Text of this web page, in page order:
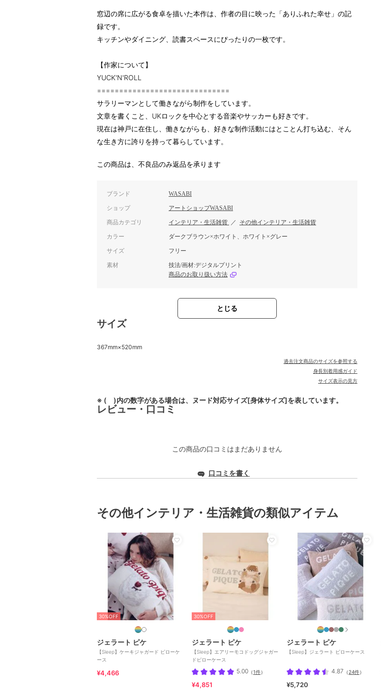
窓辺の席に広がる食卓を描いた本作は、作者の目に映った「ありふれた幸せ」の記
録です。
キッチンやダイニング、読書スペースにぴったりの一枚です。
【作家について】
YUCK'N'ROLL
==============================
サラリーマンとして働きながら制作をしています。
文章を書くこと、UKロックを中心とする音楽やサッカーも好きです。
現在は神戸に在住し、働きながらも、好きな制作活動にはとことん打ち込む、そん
な生き方に誇りを持って暮らしています。
この商品は、不良品のみ返品を承ります
ブランド WASABI
ショップ アートショップWASABI
商品カテゴリ インテリア・生活雑貨 ／ その他インテリア・生活雑貨
カラー ダークブラウン×ホワイト、ホワイト×グレー
サイズ フリー
素材
技法/画材:デジタルプリント
商品のお取り扱い方法
とじる
サイズ
367mm×520mm
過去注文商品のサイズを参照する
身長別着用感ガイド
サイズ表示の見方
※ ( )内の数字がある場合は、ヌード対応サイズ[身体サイズ]を表しています。
レビュー・口コミ
この商品の口コミはまだありません
口コミを書く
その他インテリア・生活雑貨の類似アイテム
30%OFF
ジェラート ピケ
【Sleep】ケーキジャガード ピローケ
ース
¥4,466
30%OFF
ジェラート ピケ
【Sleep】エアリーモコドッグジャガー
ドピローケース
5.00 （1件）
¥4,851
ジェラート ピケ
【Sleep】ジェラート ピローケース
4.87 （24件）
¥5,720